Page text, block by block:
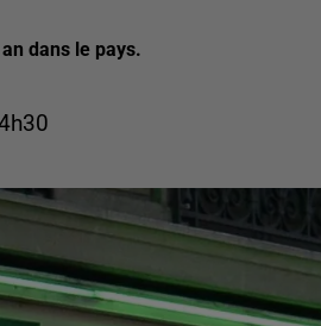
dans le pays.